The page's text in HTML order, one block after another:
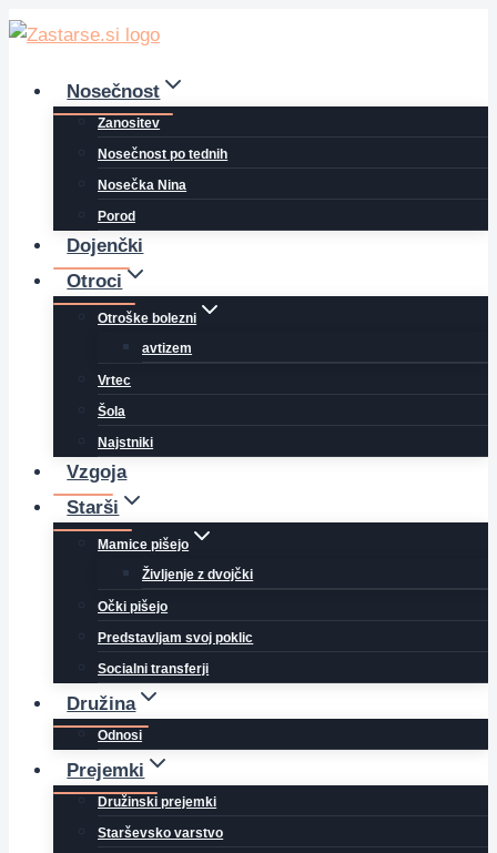
Skip
contentNosečnost
Zanositev
Nosečnost po tednih
Nosečka Nina
Porod
Dojenčki
Otroci
Otroške bolezni
avtizem
Vrtec
Šola
Najstniki
Vzgoja
Starši
Mamice pišejo
Življenje z dvojčki
Očki pišejo
Predstavljam svoj poklic
Socialni transferji
Družina
Odnosi
Prejemki
Družinski prejemki
Starševsko varstvo